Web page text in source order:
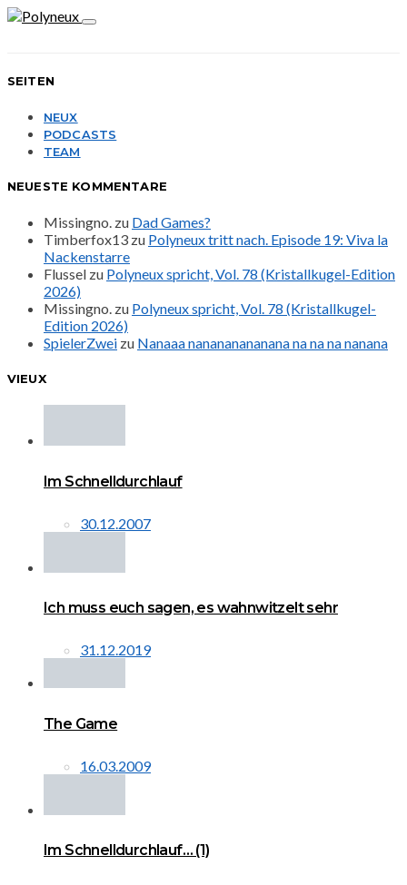
SEITEN
NEUX
PODCASTS
TEAM
NEUESTE KOMMENTARE
Missingno. zu Dad Games?
Timberfox13 zu Polyneux tritt nach. Episode 19: Viva la
Nackenstarre
Flussel zu Polyneux spricht, Vol. 78 (Kristallkugel-Edition
2026)
Missingno. zu Polyneux spricht, Vol. 78 (Kristallkugel-
Edition 2026)
SpielerZwei zu Nanaaa nanananananana na na na nanana
VIEUX
Im Schnelldurchlauf
30.12.2007
Ich muss euch sagen, es wahnwitzelt sehr
31.12.2019
The Game
16.03.2009
Im Schnelldurchlauf… (1)